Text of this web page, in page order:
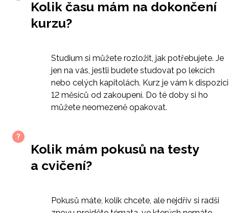
Kolik času mám na dokončení
kurzu?
Studium si můžete rozložit, jak potřebujete. Je
jen na vás, jestli budete studovat po lekcích
nebo celých kapitolách. Kurz je vám k dispozici
12 měsíců od zakoupení. Do té doby si ho
můžete neomezeně opakovat.
Kolik mám pokusů na testy
a cvičení?
Pokusů máte, kolik chcete, ale nejdřív si radši